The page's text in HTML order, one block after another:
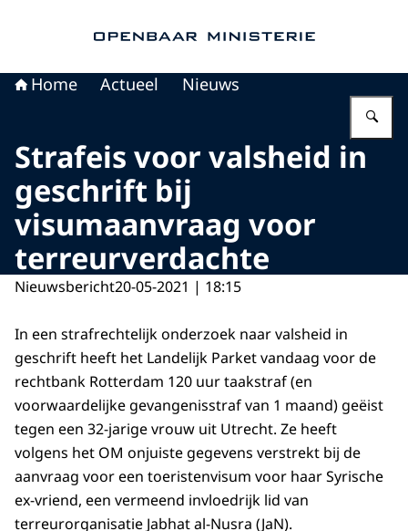
Home Actueel Nieuws
Strafeis voor valsheid in
geschrift bij
visumaanvraag voor
terreurverdachte
Nieuwsbericht20-05-2021 | 18:15
In een strafrechtelijk onderzoek naar valsheid in
geschrift heeft het Landelijk Parket vandaag voor de
rechtbank Rotterdam 120 uur taakstraf (en
voorwaardelijke gevangenisstraf van 1 maand) geëist
tegen een 32-jarige vrouw uit Utrecht. Ze heeft
volgens het OM onjuiste gegevens verstrekt bij de
aanvraag voor een toeristenvisum voor haar Syrische
ex-vriend, een vermeend invloedrijk lid van
terreurorganisatie Jabhat al-Nusra (JaN).